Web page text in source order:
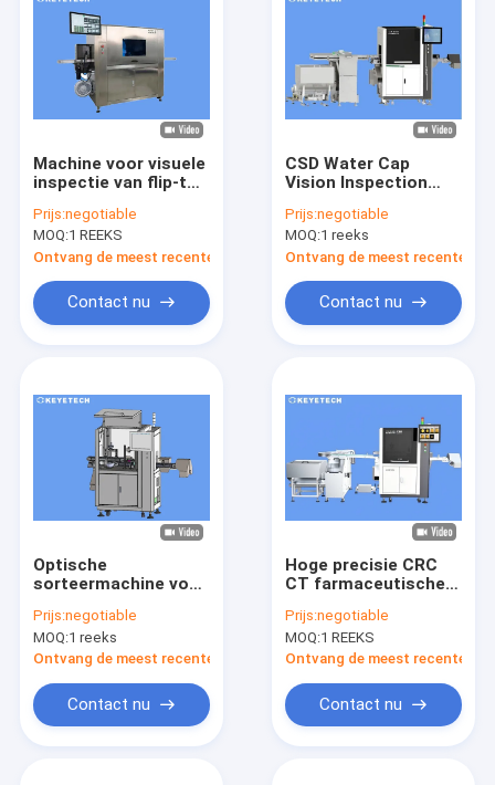
Machine voor visuele
inspectie van flip-top
plastic verpakkingen
Prijs:negotiable
MOQ:1 REEKS
Ontvang de meest recente Prijs
Contact nu
CSD Water Cap
Vision Inspection
graden industriële
camera
Prijs:negotiable
MOQ:1 reeks
Ontvang de meest recente
Contact nu
Optische
sorteermachine voor
flessen met eetbare
olie
Prijs:negotiable
MOQ:1 reeks
Ontvang de meest recente Prijs
Contact nu
Hoge precisie CRC
CT farmaceutische
inspectiemachine
Prijs:negotiable
MOQ:1 REEKS
Ontvang de meest recente
Contact nu